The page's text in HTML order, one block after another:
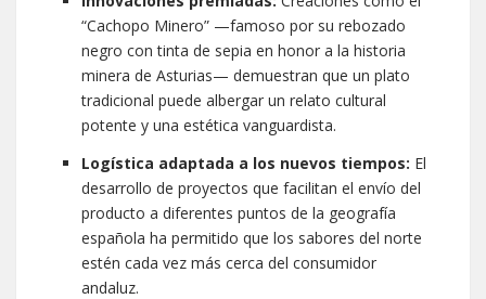
“Cachopo Minero” —famoso por su rebozado
negro con tinta de sepia en honor a la historia
minera de Asturias— demuestran que un plato
tradicional puede albergar un relato cultural
potente y una estética vanguardista.
Logística adaptada a los nuevos tiempos: El
desarrollo de proyectos que facilitan el envío del
producto a diferentes puntos de la geografía
española ha permitido que los sabores del norte
estén cada vez más cerca del consumidor
andaluz.